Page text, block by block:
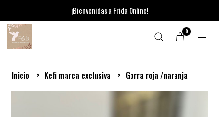
¡Bienvenidas a Frida Online!
0
Inicio Kefi marca exclusiva Gorra roja /naranja